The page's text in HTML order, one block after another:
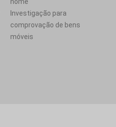
Investigação para
comprovação de bens
móveis